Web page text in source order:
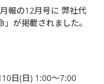
報の12月号に 弊社代
が掲載されました。
日(日) 1:00～7:00